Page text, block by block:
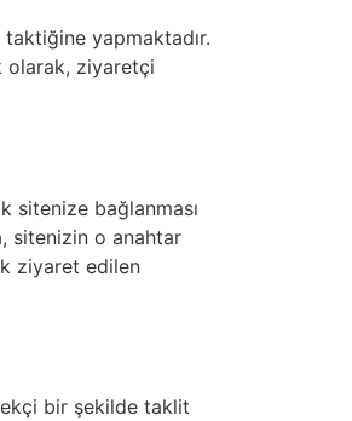
yapmaktadır.
olarak, ziyaretçi
sitenize bağlanması
sitenizin o anahtar
ziyaret edilen
bir şekilde taklit